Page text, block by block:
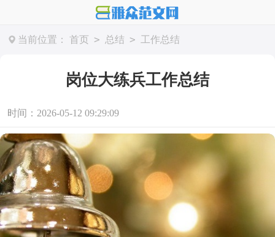
当前位置： 首页 > 总结 > 工作总结
岗位大练兵工作总结
时间：2026-05-12 09:29:09